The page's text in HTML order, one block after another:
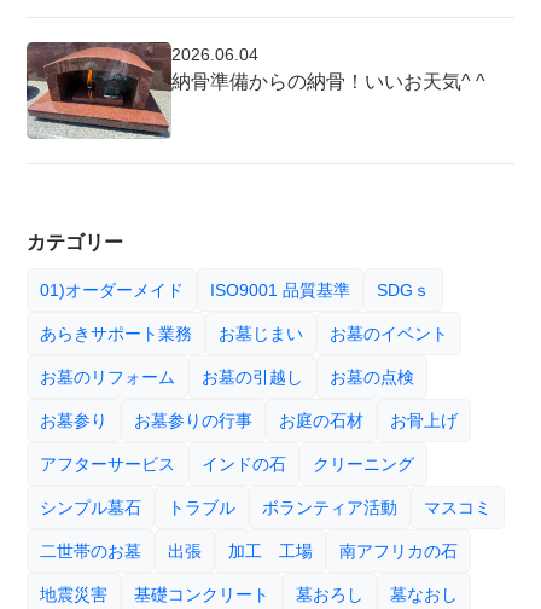
2026.06.04
納骨準備からの納骨！いいお天気^ ^
カテゴリー
01)オーダーメイド ISO9001 品質基準 SDGｓ
あらきサポート業務 お墓じまい お墓のイベント
お墓のリフォーム お墓の引越し お墓の点検
お墓参り お墓参りの行事 お庭の石材 お骨上げ
アフターサービス インドの石 クリーニング
シンプル墓石 トラブル ボランティア活動 マスコミ
二世帯のお墓 出張 加工 工場 南アフリカの石
地震災害 基礎コンクリート 墓おろし 墓なおし